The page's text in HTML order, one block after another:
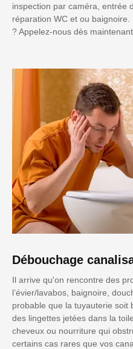
inspection par caméra, entrée
réparation WC et ou
? Appelez-nous dès
Débouchage
Il arrive qu'on rencontre des
l’évier/lavabos, baignoire,
probable que la tuyauterie soit
des lingettes jetées dans la
cheveux ou nourriture qui
certains cas rares que vos